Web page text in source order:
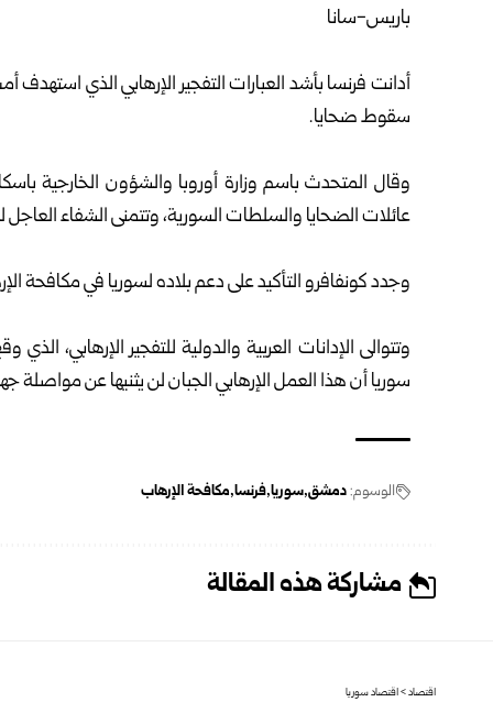
باريس-سانا
أدانت فرنسا بأشد العبارات التفجير الإرهابي الذي
سقوط ضحايا.
وقال المتحدث باسم وزارة أوروبا والشؤون الخارجية
عائلات الضحايا والسلطات السورية، وتتمنى الشفاء
وجدد كونفافرو التأكيد على دعم بلاده لسوريا في مكافحة
سوريا أن هذا العمل الإرهابي الجبان لن يثنيها عن مواصلة
الوسوم:دمشق سوريا فرنسا مكافحة الإرهاب
مشاركة هذه المقالة
اقتصاد>اقتصاد سوريا